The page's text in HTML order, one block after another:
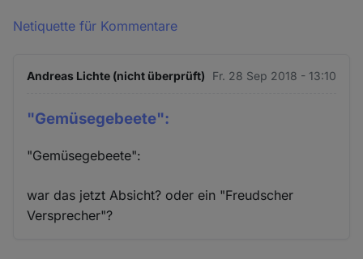
Netiquette für Kommentare
Andreas Lichte (nicht überprüft) Fr. 28 Sep 2018 - 13:10
"Gemüsegebeete":
"Gemüsegebeete":
war das jetzt Absicht? oder ein "Freudscher
Versprecher"?